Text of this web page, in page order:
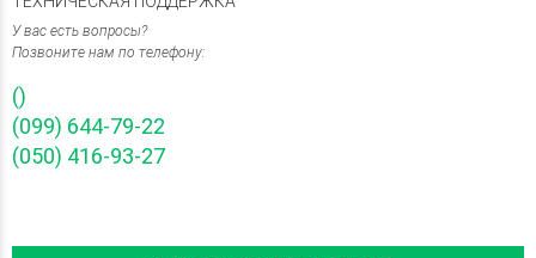
У вас есть вопросы?
Позвоните нам по телефону:
()
(099) 644-79-22
(050) 416-93-27